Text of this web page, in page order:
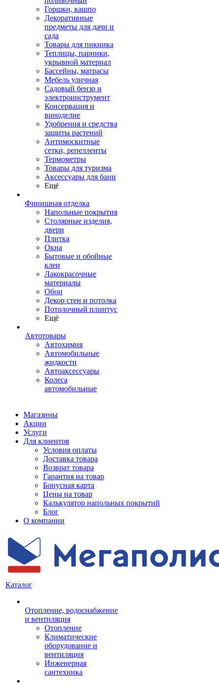
Горшки, кашпо
Декоративные
предметы для дачи и
сада
Товары для пикника
Теплицы, парники,
укрывной материал
Бассейны, матрасы
Мебель уличная
Садовый бензо и
электроинструмент
Консервация и
виноделие
Удобрения и средства
защиты растений
Антимоскитные
сетки, репелленты
Термометры
Товары для туризма
Аксессуары для бани
Ещё
Финишная отделка
Напольные покрытия
Столярные изделия,
двери
Плитка
Окна
Бытовые и обойные
клеи
Лакокрасочные
материалы
Обои
Декор стен и потолка
Потолочный плинтус
Ещё
Автотовары
Автохимия
Автомобильные
жидкости
Автоаксессуары
Колеса
автомобильные
Магазины
Акции
Услуги
Для клиентов
Условия оплаты
Доставка товара
Возврат товара
Гарантия на товар
Бонусная карта
Цены на товар
Калькулятор напольных покрытий
Блог
О компании
Каталог
Отопление, водоснабжение
и вентиляция
Отопление
Климатические
оборудование и
вентиляция
Инженерная
сантехника